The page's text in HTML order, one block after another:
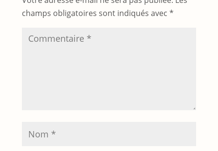
champs obligatoires sont indiqués avec *